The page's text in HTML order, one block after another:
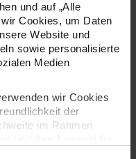
und auf „Alle
Cookies, um Daten
Website und
sowie personalisierte
Medien
wir Cookies
der
im Rahmen
über
bis hin
und
mit aufregendem
Abgerundet wird
im gleichen Design.